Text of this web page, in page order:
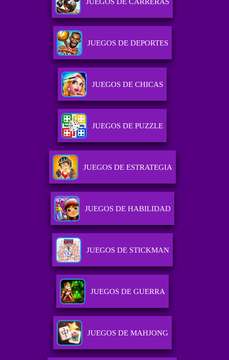
JUEGOS DE CARRERAS
JUEGOS DE DEPORTES
JUEGOS DE CHICAS
JUEGOS DE PUZZLE
JUEGOS DE ESTRATEGIA
JUEGOS DE HABILIDAD
JUEGOS DE STICKMAN
JUEGOS DE GUERRA
JUEGOS DE MAHJONG